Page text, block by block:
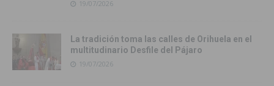
19/07/2026
La tradición toma las calles de Orihuela en el
multitudinario Desfile del Pájaro
19/07/2026